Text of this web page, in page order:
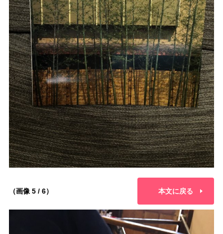
（画像 5 / 6） 本文に戻る